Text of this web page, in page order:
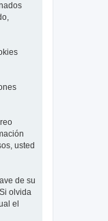
usted
de su
olvida
el